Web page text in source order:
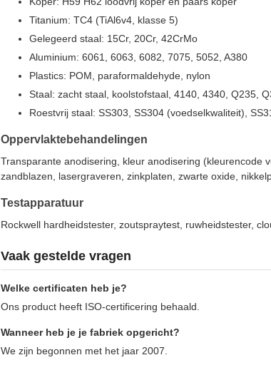
Titanium: TC4 (TiAl6v4, klasse 5)
Gelegeerd staal: 15Cr, 20Cr, 42CrMo
Aluminium: 6061, 6063, 6082, 7075, 5052, A380
Plastics: POM, paraformaldehyde, nylon
Staal: zacht staal, koolstofstaal, 4140, 4340, Q235,
Roestvrij staal: SS303, SS304 (voedselkwaliteit),
Oppervlaktebehandelingen
Transparante anodisering, kleur anodisering (kleurencode
zandblazen, lasergraveren, zinkplaten, zwarte oxide,
Testapparatuur
Rockwell hardheidstester, zoutspraytest, ruwheidstester,
Vaak gestelde vragen
Welke certificaten heb je?
Ons product heeft ISO-certificering behaald.
Wanneer heb je je fabriek opgericht?
We zijn begonnen met het jaar 2007.